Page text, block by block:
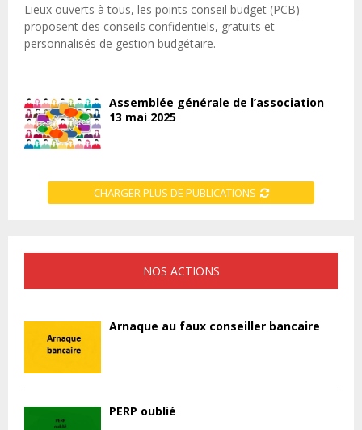
Lieux ouverts à tous, les points conseil budget (PCB)
proposent des conseils confidentiels, gratuits et
personnalisés de gestion budgétaire.
Assemblée générale de l’association
13 mai 2025
CHARGER PLUS DE PUBLICATIONS
NOS ACTIONS
Arnaque au faux conseiller bancaire
PERP oublié